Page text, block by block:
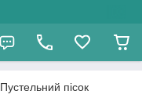
Пустельний пісок